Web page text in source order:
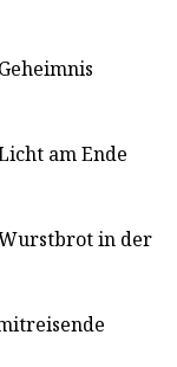
am Ende
in der